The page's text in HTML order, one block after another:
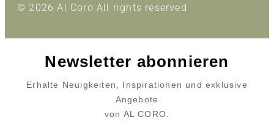
© 2026 Al Coro All rights reserved
Newsletter abonnieren
Erhalte Neuigkeiten, Inspirationen und exklusive
Angebote
von AL CORO.